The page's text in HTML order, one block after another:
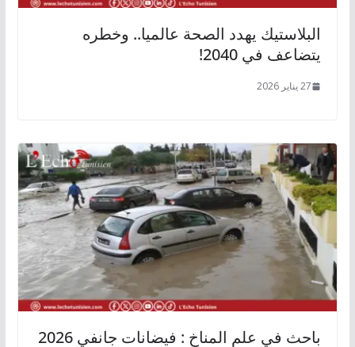
البلاستيك يهدد الصحة عالميا.. وخطره
يتضاعف في 2040!
27 يناير 2026
باحث في علم المناخ : فيضانات جانفي 2026